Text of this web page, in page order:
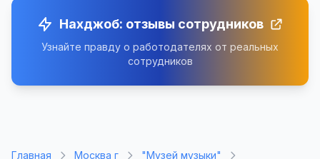
Нахджоб: отзывы сотрудников
Узнайте правду о работодателях от реальных
сотрудников
Главная Москва г "Музей музыки"